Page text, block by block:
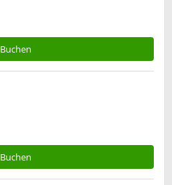
Buchen
Buchen